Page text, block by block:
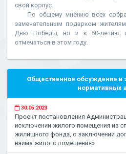
свой корпус.
По общему мнению всех
замечательным подарком
Дню Победы, но и к 60-летию
отмечаться в этом году.
Общественное обсуждение и
нормативных
30.05.2023
Проект постановления
исключении жилого помещения из
жилищного фонда, о заключении
найма жилого помещения»